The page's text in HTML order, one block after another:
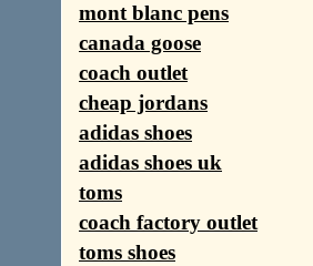
mont blanc pens
canada goose
coach outlet
cheap jordans
adidas shoes
adidas shoes uk
toms
coach factory outlet
toms shoes